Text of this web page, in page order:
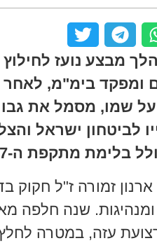
מבצע נועז
ומפקד בימ"מ,
על שמו, מסמל את
לביטחון ישראל
מתקפת ה-7 באוקטובר.
זמורה ז"ל חקוק
שנה חלפה
עזה, במטרה